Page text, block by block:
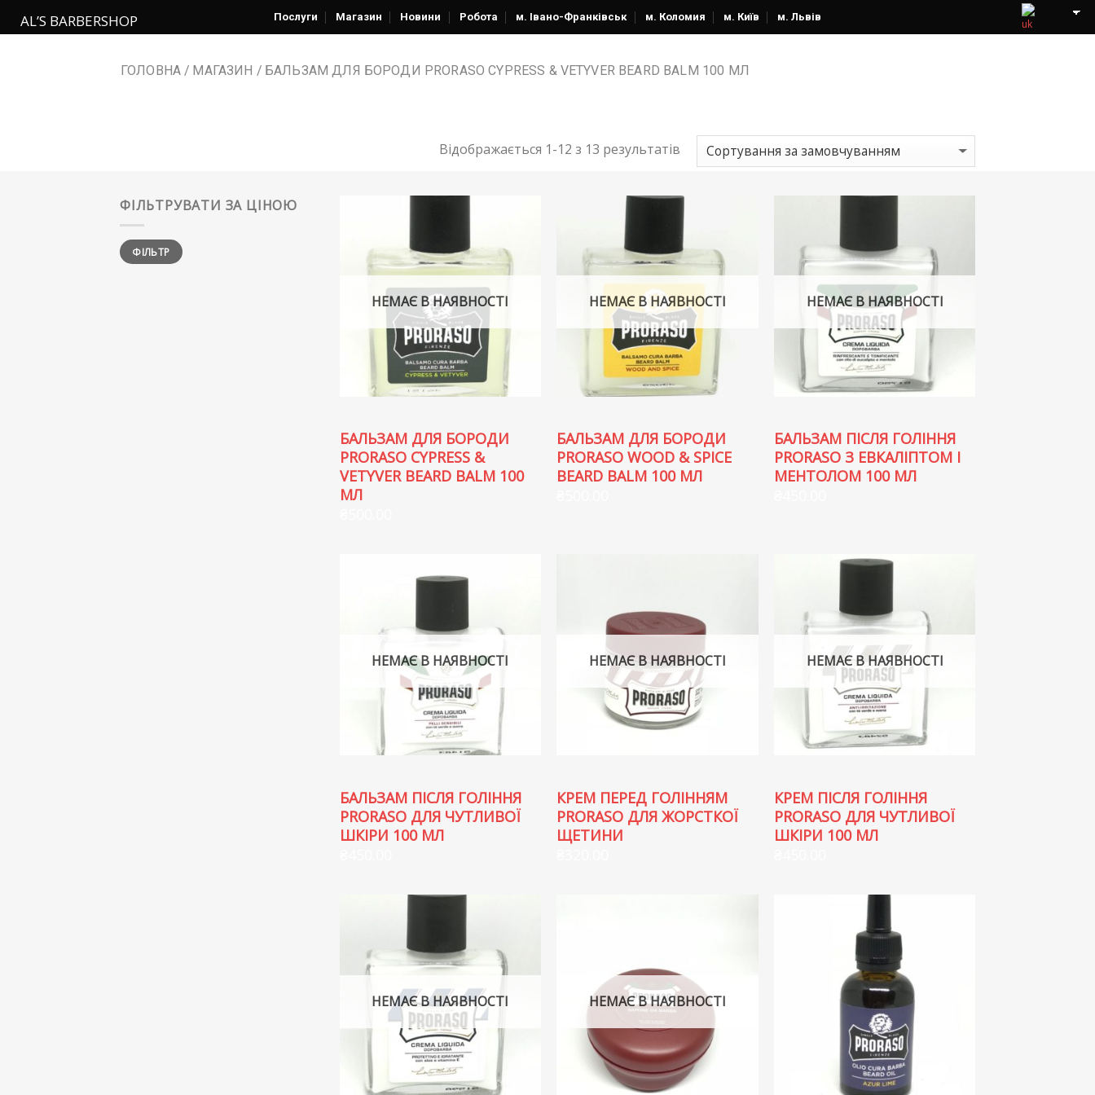
до AL’S BARBERSHOP Послуги Магазин Новини Робота м. Івано-Франківськ м. Коломия м. Київ м. Львів
ГОЛОВНА МАГАЗИН БАЛЬЗАМ ДЛЯ БОРОДИ PRORASO CYPRESS & VETYVER BEARD BALM 100 МЛ
Відображається 1-12 з 13 результатів
ФІЛЬТРУВАТИ ЗА ЦІНОЮ
ФІЛЬТР
НЕМАЄ В НАЯВНОСТІ
БАЛЬЗАМ ДЛЯ БОРОДИ
PRORASO CYPRESS &
VETYVER BEARD BALM 100
МЛ
НЕМАЄ В НАЯВНОСТІ
БАЛЬЗАМ ДЛЯ БОРОДИ
PRORASO WOOD & SPICE
BEARD BALM 100 МЛ
НЕМАЄ В НАЯВНОСТІ
БАЛЬЗАМ ПІСЛЯ ГОЛІННЯ
PRORASO З ЕВКАЛІПТОМ І
МЕНТОЛОМ 100 МЛ
НЕМАЄ В НАЯВНОСТІ
БАЛЬЗАМ ПІСЛЯ ГОЛІННЯ
PRORASO ДЛЯ ЧУТЛИВОЇ
ШКІРИ 100 МЛ
НЕМАЄ В НАЯВНОСТІ
КРЕМ ПЕРЕД ГОЛІННЯМ
PRORASO ДЛЯ ЖОРСТКОЇ
ЩЕТИНИ
НЕМАЄ В НАЯВНОСТІ
КРЕМ ПІСЛЯ ГОЛІННЯ
PRORASO ДЛЯ ЧУТЛИВОЇ
ШКІРИ 100 МЛ
НЕМАЄ В НАЯВНОСТІ НЕМАЄ В НАЯВНОСТІ